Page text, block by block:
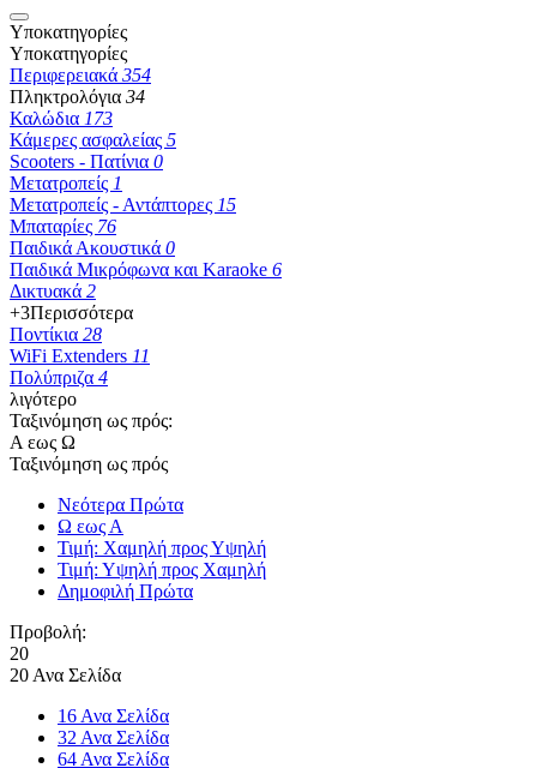
Υποκατηγορίες
Υποκατηγορίες
Περιφερειακά 354
Πληκτρολόγια 34
Καλώδια 173
Κάμερες ασφαλείας 5
Scooters - Πατίνια 0
Μετατροπείς 1
Μετατροπείς - Αντάπτορες 15
Μπαταρίες 76
Παιδικά Ακουστικά 0
Παιδικά Μικρόφωνα και Karaoke 6
Δικτυακά 2
+3Περισσότερα
Ποντίκια 28
WiFi Extenders 11
Πολύπριζα 4
λιγότερο
Ταξινόμηση ως πρός:
Α εως Ω
Ταξινόμηση ως πρός
Νεότερα Πρώτα
Ω εως Α
Τιμή: Χαμηλή προς Υψηλή
Τιμή: Υψηλή προς Χαμηλή
Δημοφιλή Πρώτα
Προβολή:
20
20 Ανα Σελίδα
16 Ανα Σελίδα
32 Ανα Σελίδα
64 Ανα Σελίδα